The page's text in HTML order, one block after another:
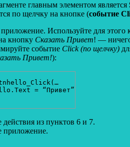
главным элементом является
по щелчку на кнопке (событие
приложение. Используйте для этого
кнопку Сказать Привет! —
событие Click (по щелчку)
Привет!):
действия из пунктов 6 и 7.
приложение.